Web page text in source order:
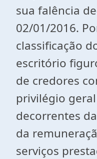
sua falência
02/01/2016.
classificação
escritório
de credores
privilégio
decorrentes
da
serviços